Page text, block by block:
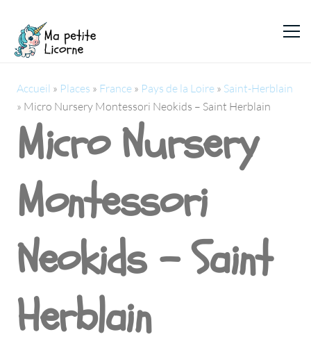
Accueil » Places » France » Pays de la Loire » Saint-Herblain
» Micro Nursery Montessori Neokids – Saint Herblain
Micro Nursery
Montessori
Neokids - Saint
Herblain